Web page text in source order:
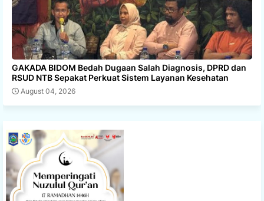
GAKADA BIDOM Bedah Dugaan Salah Diagnosis, DPRD dan
RSUD NTB Sepakat Perkuat Sistem Layanan Kesehatan
August 04, 2026